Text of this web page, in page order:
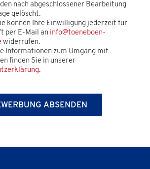
nach abgeschlossener Bearbeitung
gelöscht.
können Ihre Einwilligung jederzeit für
per E-Mail an info@toeneboen-
widerrufen.
Informationen zum Umgang mit
finden Sie in unserer
.